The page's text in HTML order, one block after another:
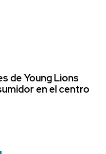
de Young Lions
en el centro